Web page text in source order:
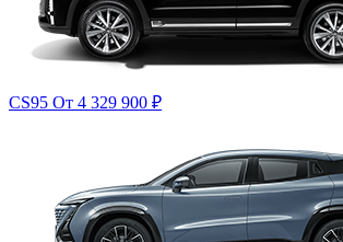
CS95 От 4 329 900 ₽